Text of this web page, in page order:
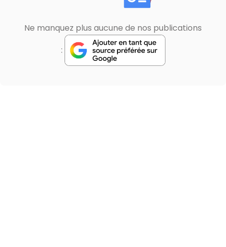
Ne manquez plus aucune de nos publications
: